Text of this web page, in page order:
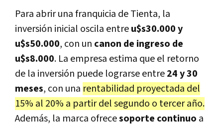
Para abrir una franquicia de Tienta, la
inversión inicial oscila entreu$s30.000 y
u$s50.000, con un canon de ingreso de
u$s8.000. La empresa estima que el retorno
de la inversión puede lograrse entre24 y 30
meses, con una rentabilidad proyectada del
15% al 20% a partir del segundo o tercer año.
Además, la marca ofrecesoporte continuo a